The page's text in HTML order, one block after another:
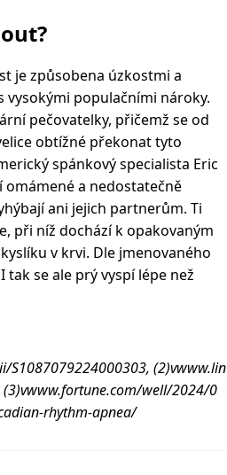
je způsobena úzkostmi a
vysokými populačními nároky.
pečovatelky, přičemž se od
obtížné překonat tyto
spánkový specialista Eric
omámené a nedostatečně
ani jejich partnerům. Ti
při níž dochází k opakovaným
v krvi. Dle jmenovaného
se ale prý vyspí lépe než
S1087079224000303, (2)vwww.lin
well/2024/0
rhythm-apnea/